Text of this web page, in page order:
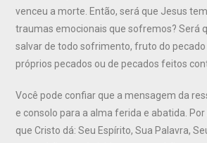
venceu a morte. Então, será que Jesus
traumas emocionais que sofremos? Será
salvar de todo sofrimento, fruto do pecado
próprios pecados ou de pecados feitos
Você pode confiar que a mensagem da
e consolo para a alma ferida e abatida. Por
que Cristo dá: Seu Espírito, Sua Palavra,